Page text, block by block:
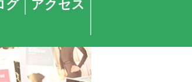
グ
アクセス